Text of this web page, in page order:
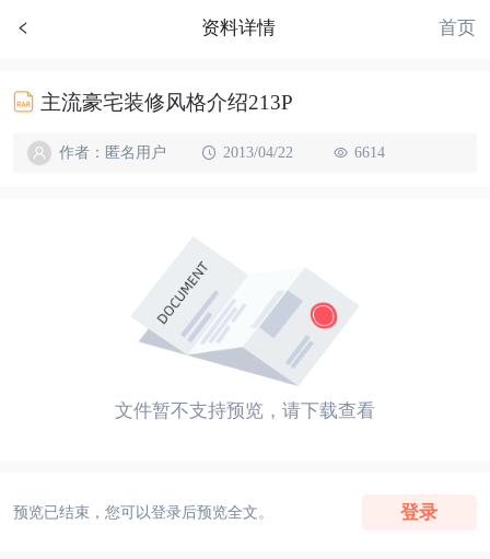
资料详情 首页
主流豪宅装修风格介绍213P
作者：匿名用户 2013/04/22 6614
文件暂不支持预览，请下载查看
预览已结束，您可以登录后预览全文。 登录